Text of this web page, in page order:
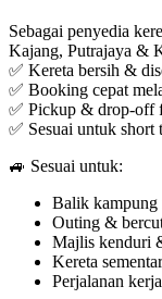
Sebagai penyedia
Kajang, Putrajaya &
✅ Kereta bersih &
✅ Booking cepat
✅ Pickup & drop-off
✅ Sesuai untuk
🚙 Sesuai untuk:
Balik kampung
Outing &
Majlis kenduri
Kereta
Perjalanan